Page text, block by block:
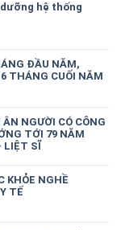
hệ thống
ĐẦU NĂM,
THÁNG CUỐI NĂM
NGƯỜI CÓ CÔNG
TỚI 79 NĂM
LIỆT SĨ
KHỎE NGHỀ
TẾ